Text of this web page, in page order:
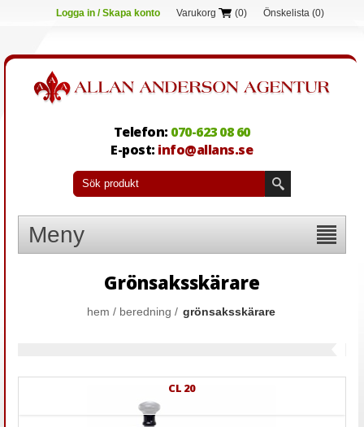
Logga in / Skapa konto Varukorg (0) Önskelista (0)
Telefon: 070-623 08 60
E-post: info@allans.se
Meny
Grönsaksskärare
hem / beredning / grönsaksskärare
CL 20